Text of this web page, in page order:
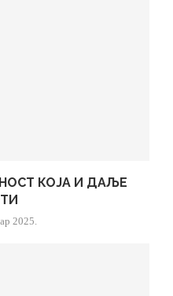
КОЈА И ДАЉЕ
2025.